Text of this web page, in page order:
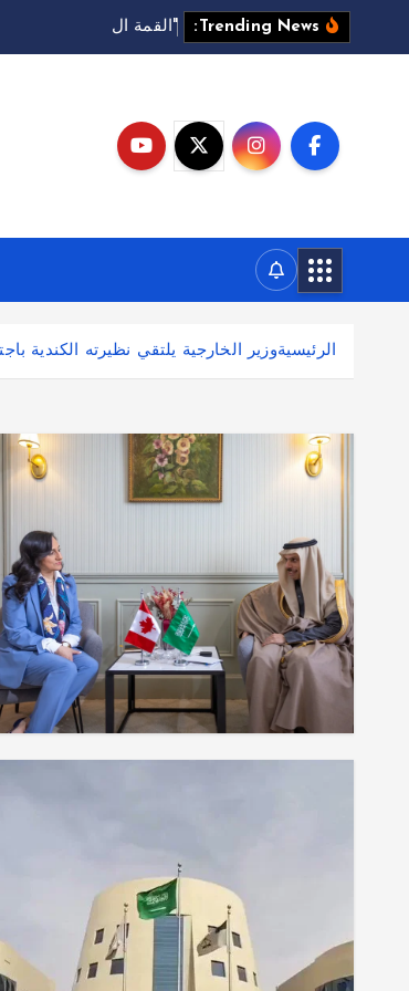
" لقمة ل ع
الرئيسيةوزير الخارجية يلتقي نظيرته الكندية باجتماع